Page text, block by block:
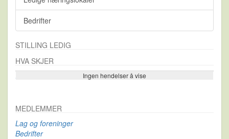
Bedrifter
STILLING LEDIG
HVA SKJER
Ingen hendelser å vise
Se flere…
MEDLEMMER
Lag og foreninger
Bedrifter